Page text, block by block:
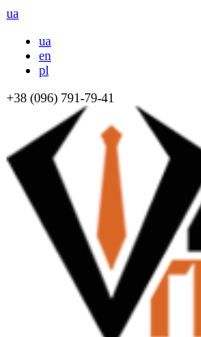
ua
ua
en
pl
+38 (096) 791-79-41